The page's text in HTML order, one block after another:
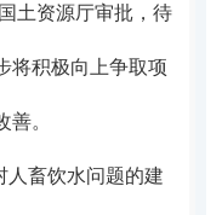
土资源厅审批，待
将积极向上争取项
。
人畜饮水问题的建